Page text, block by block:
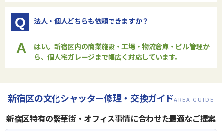
Q 法人・個人どちらも依頼できますか？
A
はい。新宿区内の商業施設・工場・物流倉庫・ビル管理か
ら、個人宅ガレージまで幅広く対応しています。
新宿区の文化シャッター修理・交換ガイドAREA GUIDE
新宿区特有の繁華街・オフィス事情に合わせた最適なご提案